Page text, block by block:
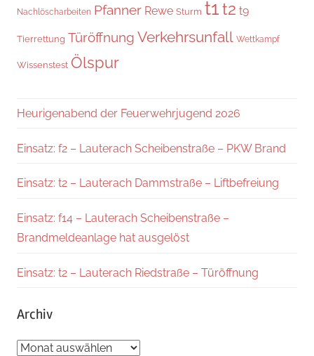
Nachlöscharbeiten Pfanner Rewe Sturm t1t2 t9
Tierrettung Türöffnung Verkehrsunfall Wettkampf
Wissenstest Ölspur
Heurigenabend der Feuerwehrjugend 2026
Einsatz: f2 – Lauterach Scheibenstraße – PKW Brand
Einsatz: t2 – Lauterach Dammstraße – Liftbefreiung
Einsatz: f14 – Lauterach Scheibenstraße –
Brandmeldeanlage hat ausgelöst
Einsatz: t2 – Lauterach Riedstraße – Türöffnung
Archiv
Archiv